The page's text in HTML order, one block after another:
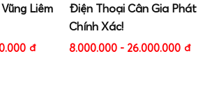
Liêm
đ
Điện Thoại Cân Gia Phát
Chính Xác!
8.000.000 - 26.000.000 đ